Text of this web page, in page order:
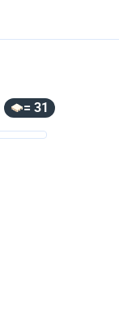
= 31